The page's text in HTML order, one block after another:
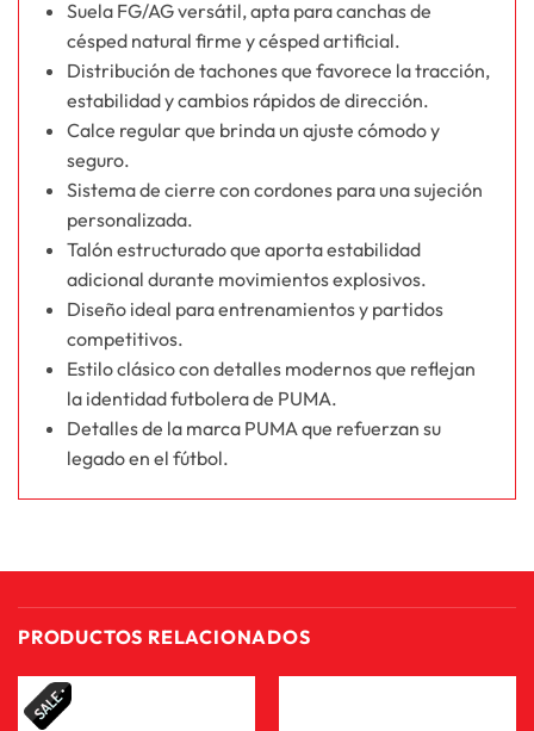
Suela FG/AG versátil, apta para canchas de
césped natural firme y césped artificial.
Distribución de tachones que favorece la tracción,
estabilidad y cambios rápidos de dirección.
Calce regular que brinda un ajuste cómodo y
seguro.
Sistema de cierre con cordones para una sujeción
personalizada.
Talón estructurado que aporta estabilidad
adicional durante movimientos explosivos.
Diseño ideal para entrenamientos y partidos
competitivos.
Estilo clásico con detalles modernos que reflejan
la identidad futbolera de PUMA.
Detalles de la marca PUMA que refuerzan su
legado en el fútbol.
PRODUCTOS RELACIONADOS